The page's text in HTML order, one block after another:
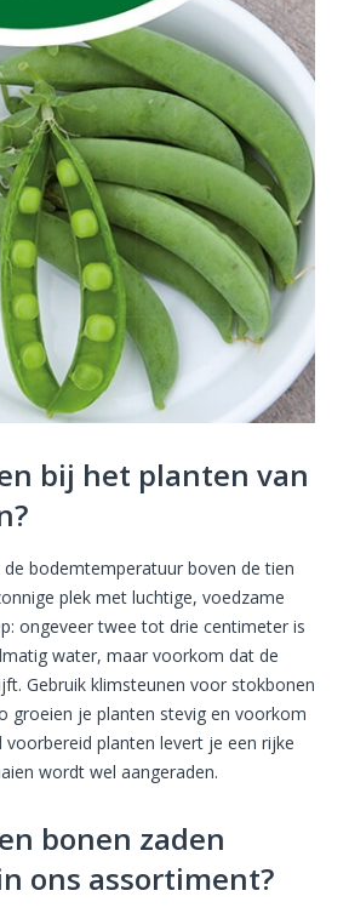
bij het planten van
bodemtemperatuur boven de tien
plek met luchtige, voedzame
ongeveer twee tot drie centimeter is
water, maar voorkom dat de
Gebruik klimsteunen voor stokbonen
groeien je planten stevig en voorkom
voorbereid planten levert je een rijke
wordt wel aangeraden.
bonen zaden
ons assortiment?